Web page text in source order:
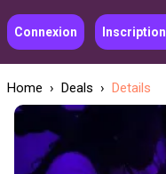
Connexion Inscription
Home › Deals › Details